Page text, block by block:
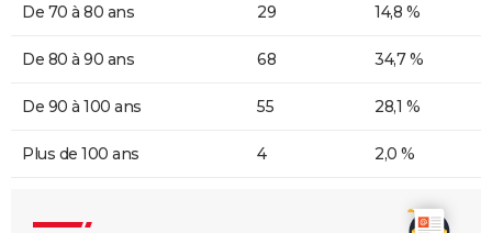
De 70 à 80 ans 29 14,8 %
De 80 à 90 ans 68 34,7 %
De 90 à 100 ans 55 28,1 %
Plus de 100 ans 4 2,0 %